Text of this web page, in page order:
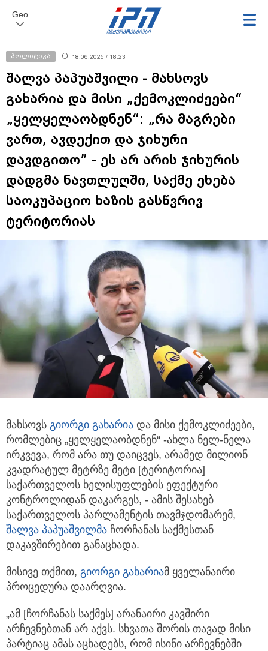
Geo
პოლიტიკა 18.06.2025 / 18:23
შალვა პაპუაშვილი - მახსოვს
გახარია და მისი „ქემოკლიძეები“
„ყელყელაობდნენ“: „რა მაგრები
ვართ, ავდექით და ჯიხური
დავდგითო” - ეს არ არის ჯიხურის
დადგმა ნავთლუღში, საქმე ეხება
საოკუპაციო ხაზის გასწვრივ
ტერიტორიას
მახსოვს გიორგი გახარია და მისი ქემოკლიძეები,
რომლებიც „ყელყელაობდნენ“ -ახლა ნელ-ნელა
ირკვევა, რომ არა თუ დაიცვეს, არამედ მილიონ
კვადრატულ მეტრზე მეტი [ტერიტორია]
საქართველოს ხელისუფლების ეფექტური
კონტროლიდან დაკარგეს, - ამის შესახებ
საქართველოს პარლამენტის თავმჯდომარემ,
შალვა პაპუაშვილმა ჩორჩანას საქმესთან
დაკავშირებით განაცხადა.
მისივე თქმით, გიორგი გახარიამ ყველანაირი
პროცედურა დაარღვია.
„ამ [ჩორჩანას საქმეს] არანაირი კავშირი
არჩევნებთან არ აქვს. სხვათა შორის თავად მისი
პარტიაც ამას აცხადებს, რომ ისინი არჩევნებში